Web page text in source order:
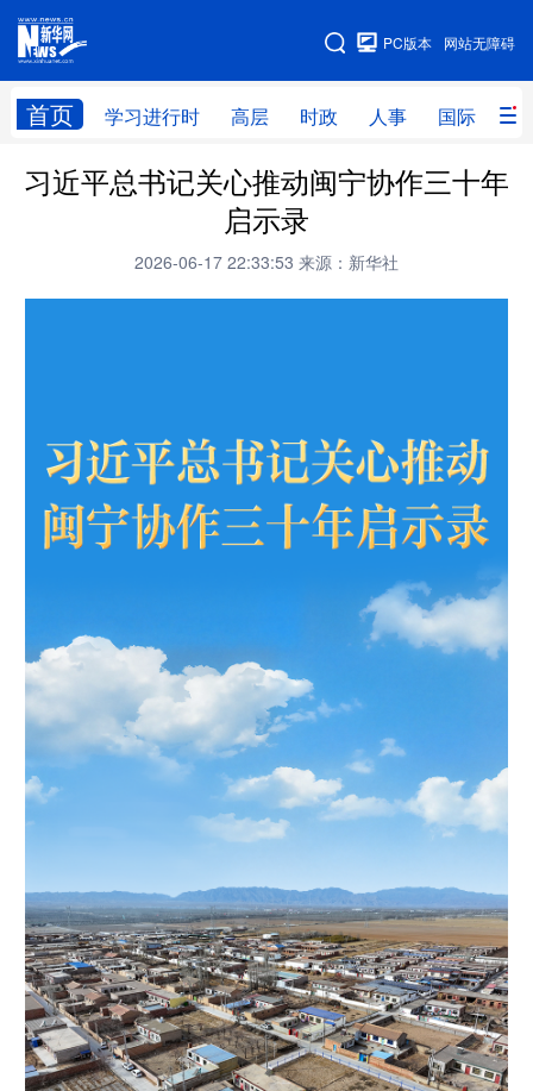
网站无障碍
PC版本
首页 学习进行时 高层 时政 人事 国际 财
网站地图
学习进行时 高层 时政 人事
全球连线
法律 中央文件 金融 汽车
食品 人居 信息化 数字经济
溯源中国
城市 会展
娱乐 时尚
公益 一带一路 亚太网
北京 天津 河北 山西
辽宁 吉林 上海 江苏
浙江 安徽 福建 江西
山东 河南 湖北 湖南
习近平总书记关心推动闽宁协作三十年
启示录
2026-06-17 22:33:53 来源：新华社